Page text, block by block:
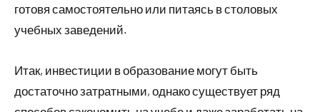
готовя самостоятельно или питаясь в столовых
учебных заведений.
Итак, инвестиции в образование могут быть
достаточно затратными, однако существует ряд